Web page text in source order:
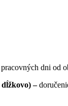
dni od
–